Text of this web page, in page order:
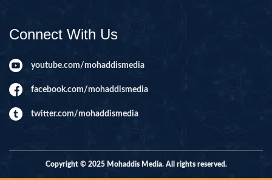
Connect With Us
youtube.com/mohaddismedia
facebook.com/mohaddismedia
twitter.com/mohaddismedia
Copyright © 2025 Mohaddis Media. All rights reserved.